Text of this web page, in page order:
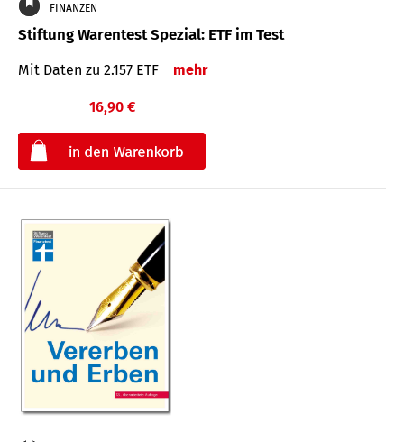
FINANZEN
Stiftung Warentest Spezial: ETF im Test
Mit Daten zu 2.157 ETF mehr
16,90 €